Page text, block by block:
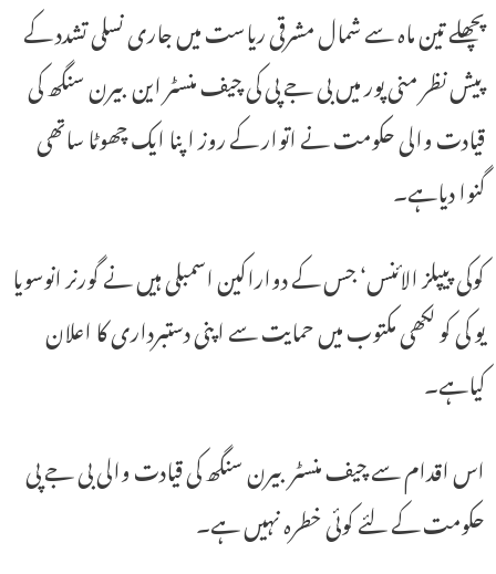
پچھلے تین ماہ سے شمال مشرقی ریاست میں جاری نسلی تشدد کے
پیش نظر منی پور میں بی جے پی کی چیف منسٹر این بیرن سنگھ کی
قیادت والی حکومت نے اتوار کے روز اپنا ایک چھوٹا ساتھی
گنوا دیاہے۔
کوکی پیپلز الائنس‘ جس کے دواراکین اسمبلی ہیں نے گورنر انوسویا
یو کی کو لکھی مکتوب میں حمایت سے اپنی دستبرداری کا اعلان
کیاہے۔
اس اقدام سے چیف منسٹر بیرن سنگھ کی قیادت والی بی جے پی
حکومت کے لئے کوئی خطرہ نہیں ہے۔